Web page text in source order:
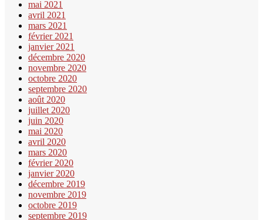
mai 2021
avril 2021
mars 2021
février 2021
janvier 2021
décembre 2020
novembre 2020
octobre 2020
septembre 2020
août 2020
juillet 2020
juin 2020
mai 2020
avril 2020
mars 2020
février 2020
janvier 2020
décembre 2019
novembre 2019
octobre 2019
septembre 2019